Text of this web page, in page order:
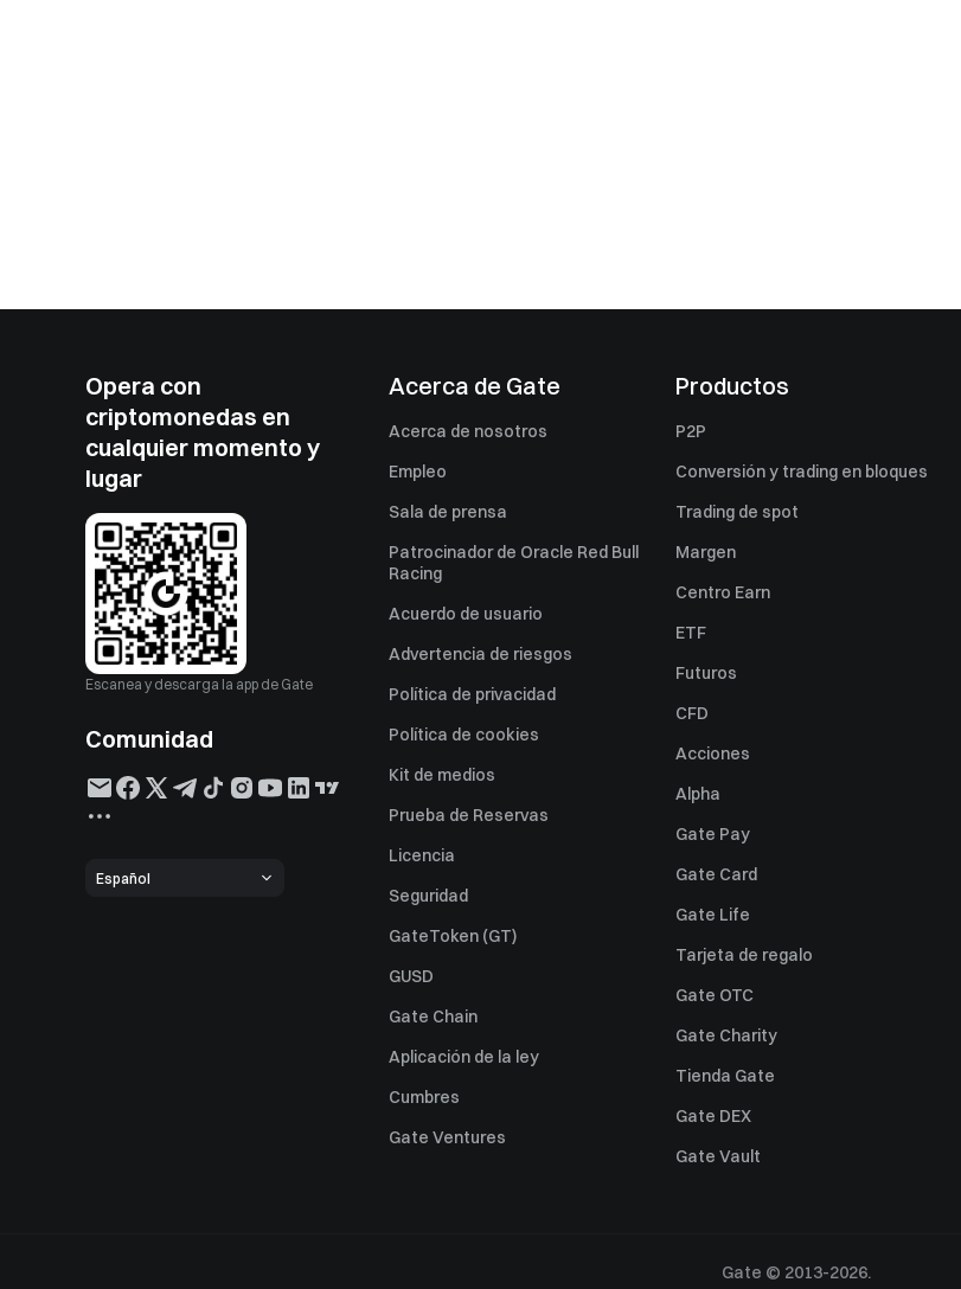
Opera con
criptomonedas en
cualquier momento y
lugar
Escanea y descarga la app de Gate
Comunidad
Español
Acerca de Gate
Acerca de nosotros
Empleo
Sala de prensa
Patrocinador de Oracle Red Bull
Racing
Acuerdo de usuario
Advertencia de riesgos
Política de privacidad
Política de cookies
Kit de medios
Prueba de Reservas
Licencia
Seguridad
GateToken (GT)
GUSD
Gate Chain
Aplicación de la ley
Cumbres
Gate Ventures
Productos
P2P
Conversión y trading en bloques
Trading de spot
Margen
Centro Earn
ETF
Futuros
CFD
Acciones
Alpha
Gate Pay
Gate Card
Gate Life
Tarjeta de regalo
Gate OTC
Gate Charity
Tienda Gate
Gate DEX
Gate Vault
Gate © 2013-2026.